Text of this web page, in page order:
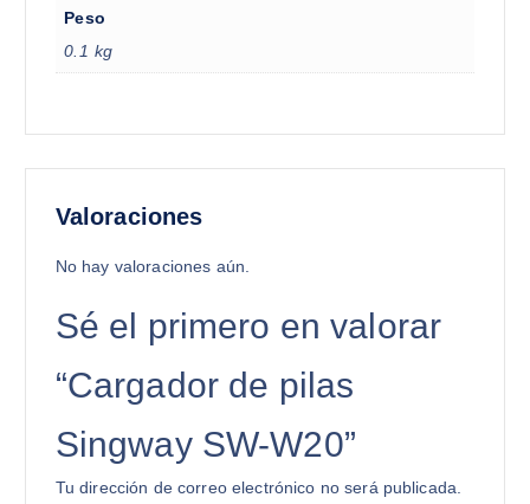
Peso
0.1 kg
Valoraciones
No hay valoraciones aún.
Sé el primero en valorar
“Cargador de pilas
Singway SW-W20”
Tu dirección de correo electrónico no será publicada.